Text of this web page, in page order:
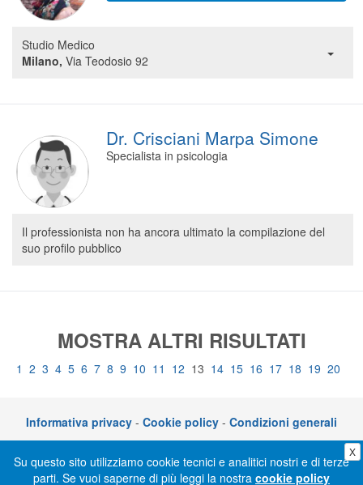
Studio Medico
Milano, Via Teodosio 92
Dr. Crisciani Marpa Simone
Specialista in psicologia
Il professionista non ha ancora ultimato la compilazione del
suo profilo pubblico
MOSTRA ALTRI RISULTATI
1 2 3 4 5 6 7 8 9 10 11 12 13 14 15 16 17 18 19 20
Su questo sito utilizziamo cookie tecnici e analitici nostri e di terze
parti. Se vuoi saperne di più leggi la nostra cookie policy
X
Informativa privacy - Cookie policy - Condizioni generali
CLICKDOC è un servizio di CGM Italia S.r.l. - P.I. 05014030729 – Via adriano
Olivetti 10, 70056 Molfetta (BA)